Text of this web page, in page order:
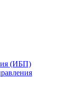
(ИБП)